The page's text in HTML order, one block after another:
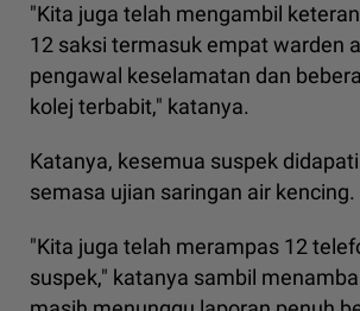
"Kita juga telah mengambil
12 saksi termasuk empat warden
pengawal keselamatan dan
kolej terbabit," katanya.
Katanya, kesemua suspek
semasa ujian saringan air kencing.
"Kita juga telah merampas 12
suspek," katanya sambil